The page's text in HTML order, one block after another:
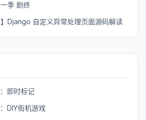
季 剧终
】Django 自定义异常处理页面源码解读
即时标记
DIY街机游戏